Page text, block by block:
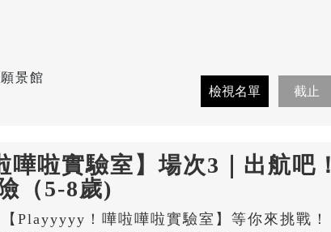
景館
嘩啦實驗室】場次3｜出航吧！
（5-8歲)
Playyyyy！嘩啦嘩啦實驗室】等你來挑戰！